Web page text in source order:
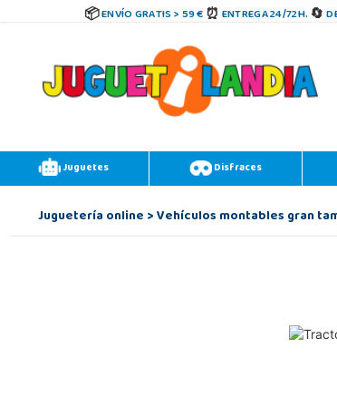
ENVÍO GRATIS > 59 € ENTREGA 24/72H.
Juguetes Disfraces
Juguetería online>Vehículos montables gran